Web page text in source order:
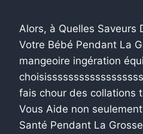
Alors, à Quelles Saveurs
Votre Bébé Pendant La
mangeoire ingération
fais chour des collations
Vous Aide non
Santé Pendant La